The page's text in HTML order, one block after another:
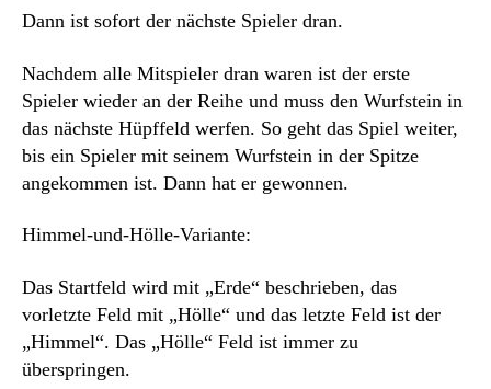
Dann ist sofort der nächste Spieler dran.
Nachdem alle Mitspieler dran waren ist der erste
Spieler wieder an der Reihe und muss den Wurfstein in
das nächste Hüpffeld werfen. So geht das Spiel weiter,
bis ein Spieler mit seinem Wurfstein in der Spitze
angekommen ist. Dann hat er gewonnen.
Himmel-und-Hölle-Variante:
Das Startfeld wird mit „Erde“ beschrieben, das
vorletzte Feld mit „Hölle“ und das letzte Feld ist der
„Himmel“. Das „Hölle“ Feld ist immer zu
überspringen.